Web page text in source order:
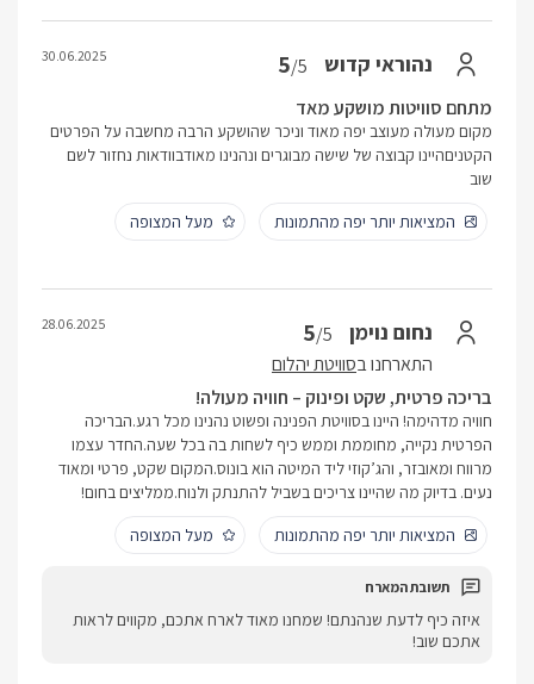
נהוראי קדוש 5/5
30.06.2025
מתחם סוויטות מושקע מאד
מקום מעולה מעוצב יפה מאוד וניכר שהושקע הרבה מחשבה על הפרטים
הקטניםהיינו קבוצה של שישה מבוגרים ונהנינו מאודבוודאות נחזור לשם
שוב
המציאות יותר יפה מהתמונות
מעל המצופה
נחום נוימן 5/5
התארחנו בסוויטת יהלום
28.06.2025
בריכה פרטית, שקט ופינוק – חוויה מעולה!
חוויה מדהימה! היינו בסוויטת הפנינה ופשוט נהנינו מכל רגע.הבריכה
הפרטית נקייה, מחוממת וממש כיף לשחות בה בכל שעה.החדר עצמו
מרווח ומאובזר, והג’קוזי ליד המיטה הוא בונוס.המקום שקט, פרטי ומאוד
נעים. בדיוק מה שהיינו צריכים בשביל להתנתק ולנוח.ממליצים בחום!
המציאות יותר יפה מהתמונות
מעל המצופה
איזה כיף לדעת שנהנתם! שמחנו מאוד לארח אתכם, מקווים לראות
אתכם שוב!